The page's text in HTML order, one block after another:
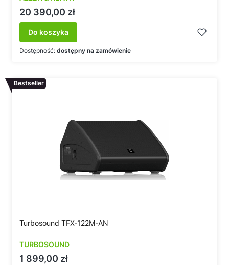
Cena
20 390,00 zł
Do koszyka
Dostępność: dostępny na zamówienie
Bestseller
Turbosound TFX-122M-AN
TURBOSOUND
Cena
1 899,00 zł